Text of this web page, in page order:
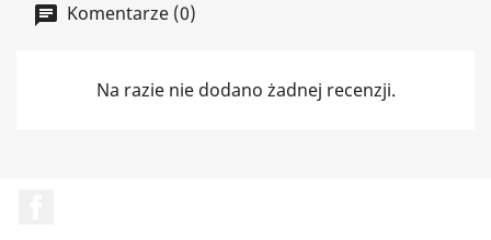
Komentarze (0)
Na razie nie dodano żadnej recenzji.